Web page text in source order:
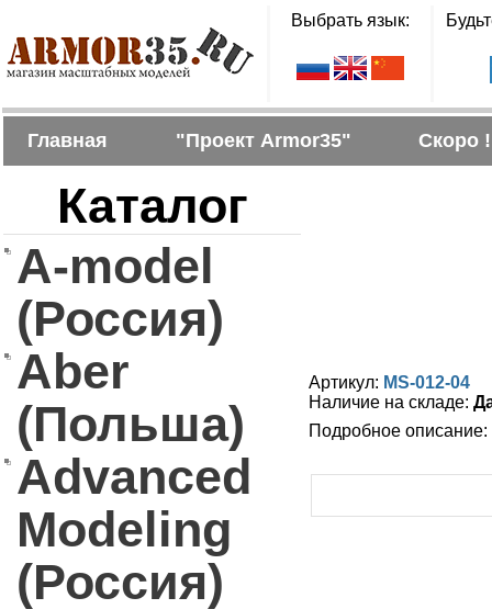
Выбрать язык:
Главная "Проект Armor35" Скоро !
Каталог
A-model
(Россия)
Aber
(Польша)
Advanced
Modeling
(Россия)
Артикул: MS-012-04
Наличие на складе:
Подробное описание: